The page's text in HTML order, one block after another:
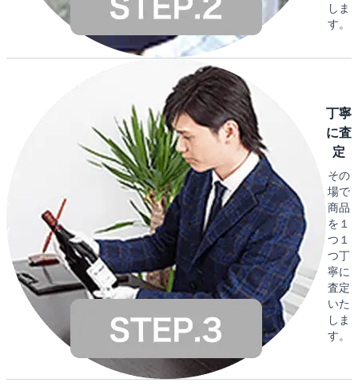
しま
す。
丁寧
に査
定
その
場で
商品
を１
つ１
つ丁
寧に
査定
いた
しま
す。